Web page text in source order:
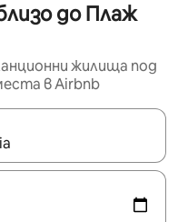
до Плаж
жилища под
в Airbnb
използвайте